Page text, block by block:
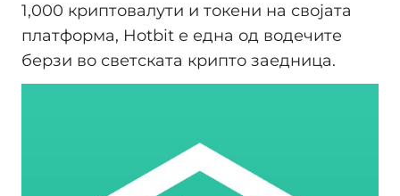
1,000 криптовалути и токени на својата
платформа, Hotbit е една од водечите
берзи во светската крипто заедница.